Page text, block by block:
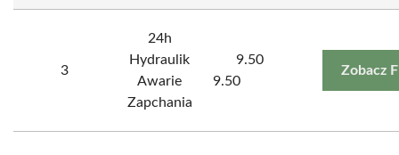
3
24h
Hydraulik
Awarie
Zapchania
9.50
9.50
Zobacz